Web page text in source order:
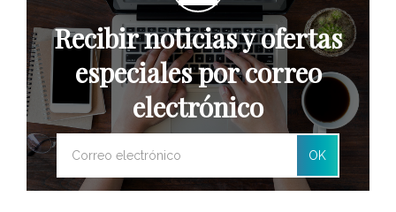
Recibir noticias y ofertas
especiales por correo
electrónico
OK